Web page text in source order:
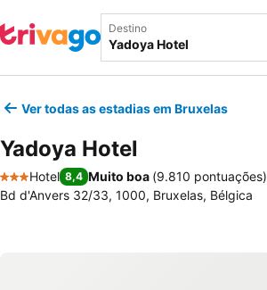
Destino
Ver todas as estadias em Bruxelas
Yadoya Hotel
3 Estrelas
Hotel 8,4 Muito boa (9.810 pontuações)
Bd d'Anvers 32/33, 1000, Bruxelas, Bélgica